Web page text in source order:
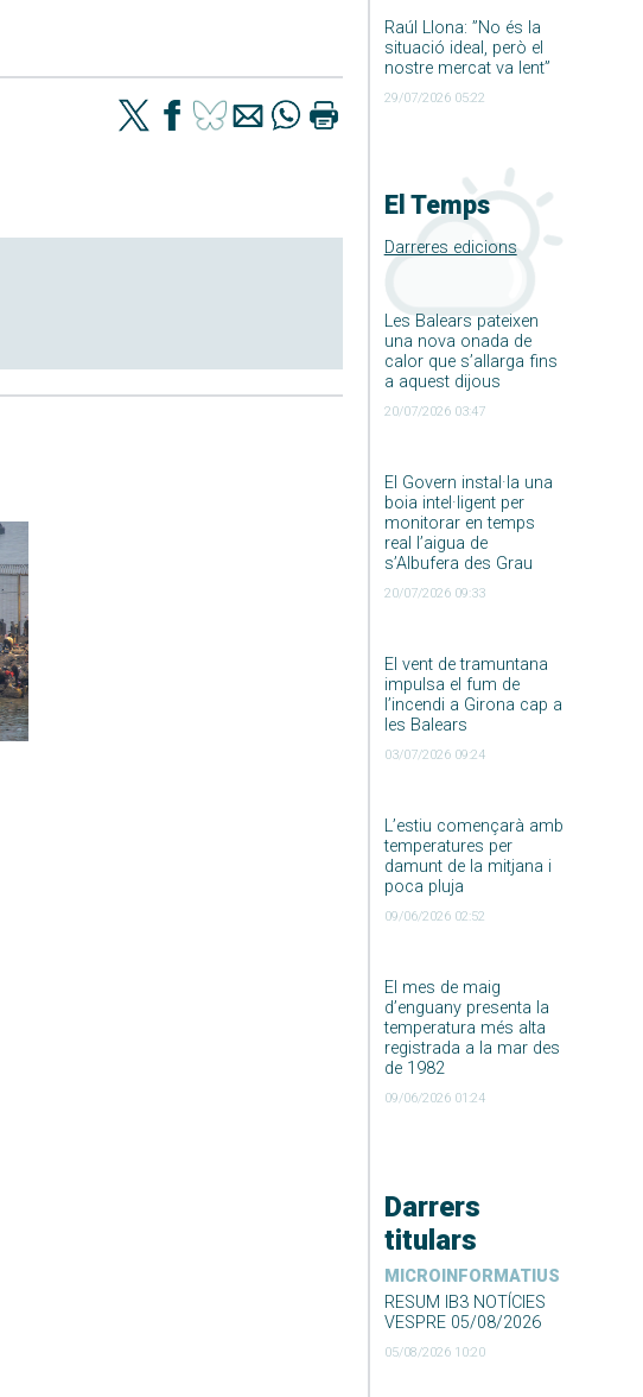
Raúl Llona: ”No és la
situació ideal, però el
nostre mercat va lent”
29/07/2026 05:22
El Temps
Darreres edicions
Les Balears pateixen
una nova onada de
calor que s’allarga fins
a aquest dijous
20/07/2026 03:47
El Govern instal·la una
boia intel·ligent per
monitorar en temps
real l’aigua de
s’Albufera des Grau
20/07/2026 09:33
El vent de tramuntana
impulsa el fum de
l’incendi a Girona cap a
les Balears
03/07/2026 09:24
L’estiu començarà amb
temperatures per
damunt de la mitjana i
poca pluja
09/06/2026 02:52
El mes de maig
d’enguany presenta la
temperatura més alta
registrada a la mar des
de 1982
09/06/2026 01:24
Darrers
titulars
MICROINFORMATIUS
RESUM IB3 NOTÍCIES
VESPRE 05/08/2026
05/08/2026 10:20